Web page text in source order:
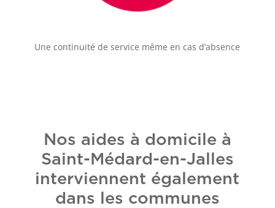
Une continuité de service même en cas d’absence
Nos aides à domicile à
Saint-Médard-en-Jalles
interviennent également
dans les communes